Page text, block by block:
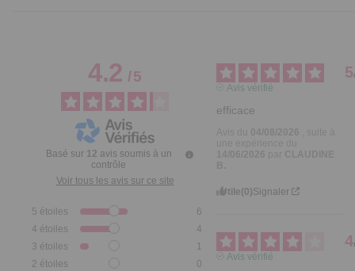
4.2/5
Basé sur 12 avis soumis à un
contrôle
Voir tous les avis sur ce site
5 étoiles
6
4 étoiles
4
3 étoiles
1
2 étoiles
0
5
Avis vérifié
efficace
Utile(0)Signaler
4
Avis vérifié